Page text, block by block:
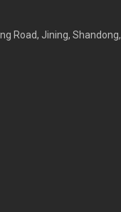
Road, Jining, Shandong,